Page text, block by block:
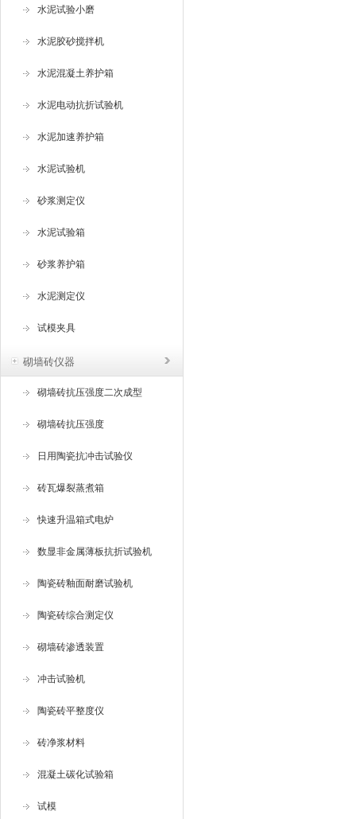
水泥试验小磨
水泥胶砂搅拌机
水泥混凝土养护箱
水泥电动抗折试验机
水泥加速养护箱
水泥试验机
砂浆测定仪
水泥试验箱
砂浆养护箱
水泥测定仪
试模夹具
砌墙砖仪器
砌墙砖抗压强度二次成型
砌墙砖抗压强度
日用陶瓷抗冲击试验仪
砖瓦爆裂蒸煮箱
快速升温箱式电炉
数显非金属薄板抗折试验机
陶瓷砖釉面耐磨试验机
陶瓷砖综合测定仪
砌墙砖渗透装置
冲击试验机
陶瓷砖平整度仪
砖净浆材料
混凝土碳化试验箱
试模